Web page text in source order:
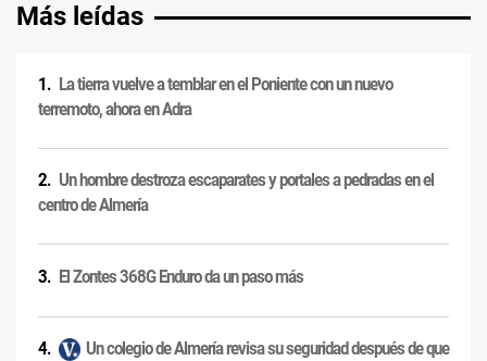
Más leídas
La tierra vuelve a temblar en el Poniente con un nuevo
terremoto, ahora en Adra
Un hombre destroza escaparates y portales a pedradas en el
centro de Almería
El Zontes 368G Enduro da un paso más
Un colegio de Almería revisa su seguridad después de que